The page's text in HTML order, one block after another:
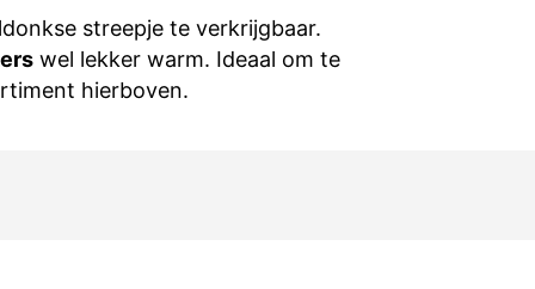
streepje te verkrijgbaar.
wel lekker warm. Ideaal om te
hierboven.